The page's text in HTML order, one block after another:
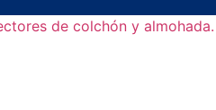
de colchón y almohada.